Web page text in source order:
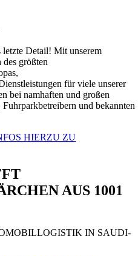
Detail! Mit unserem
des größten
für viele unserer
bei namhaften und großen
und bekannten
HIERZU ZU
AUS 1001
IN SAUDI-